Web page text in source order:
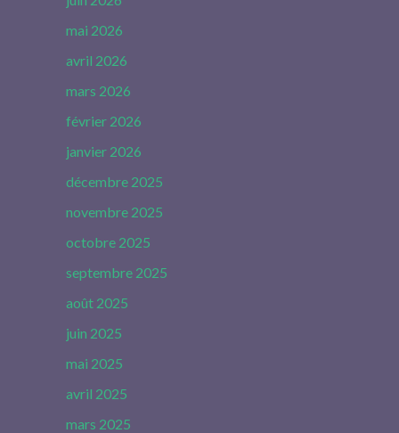
mai 2026
avril 2026
mars 2026
février 2026
janvier 2026
décembre 2025
novembre 2025
octobre 2025
septembre 2025
août 2025
juin 2025
mai 2025
avril 2025
mars 2025